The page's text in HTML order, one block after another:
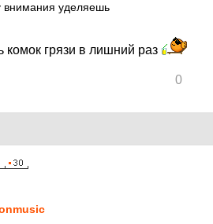
уделяешь
комок грязи в лишний раз
0